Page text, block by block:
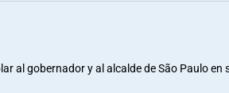
al gobernador y al alcalde de São Paulo en